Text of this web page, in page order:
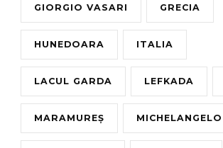
GIORGIO VASARI GRECIA
HUNEDOARA ITALIA
LACUL GARDA LEFKADA
MARAMUREȘ MICHELANGELO